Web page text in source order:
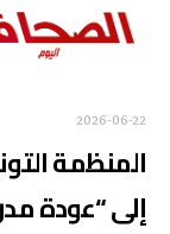
2026-06-22
المنظمة
إلى “عودة